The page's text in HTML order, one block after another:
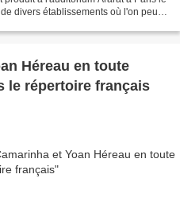
divers établissements où l'on peut
Héreau en toute
le répertoire français